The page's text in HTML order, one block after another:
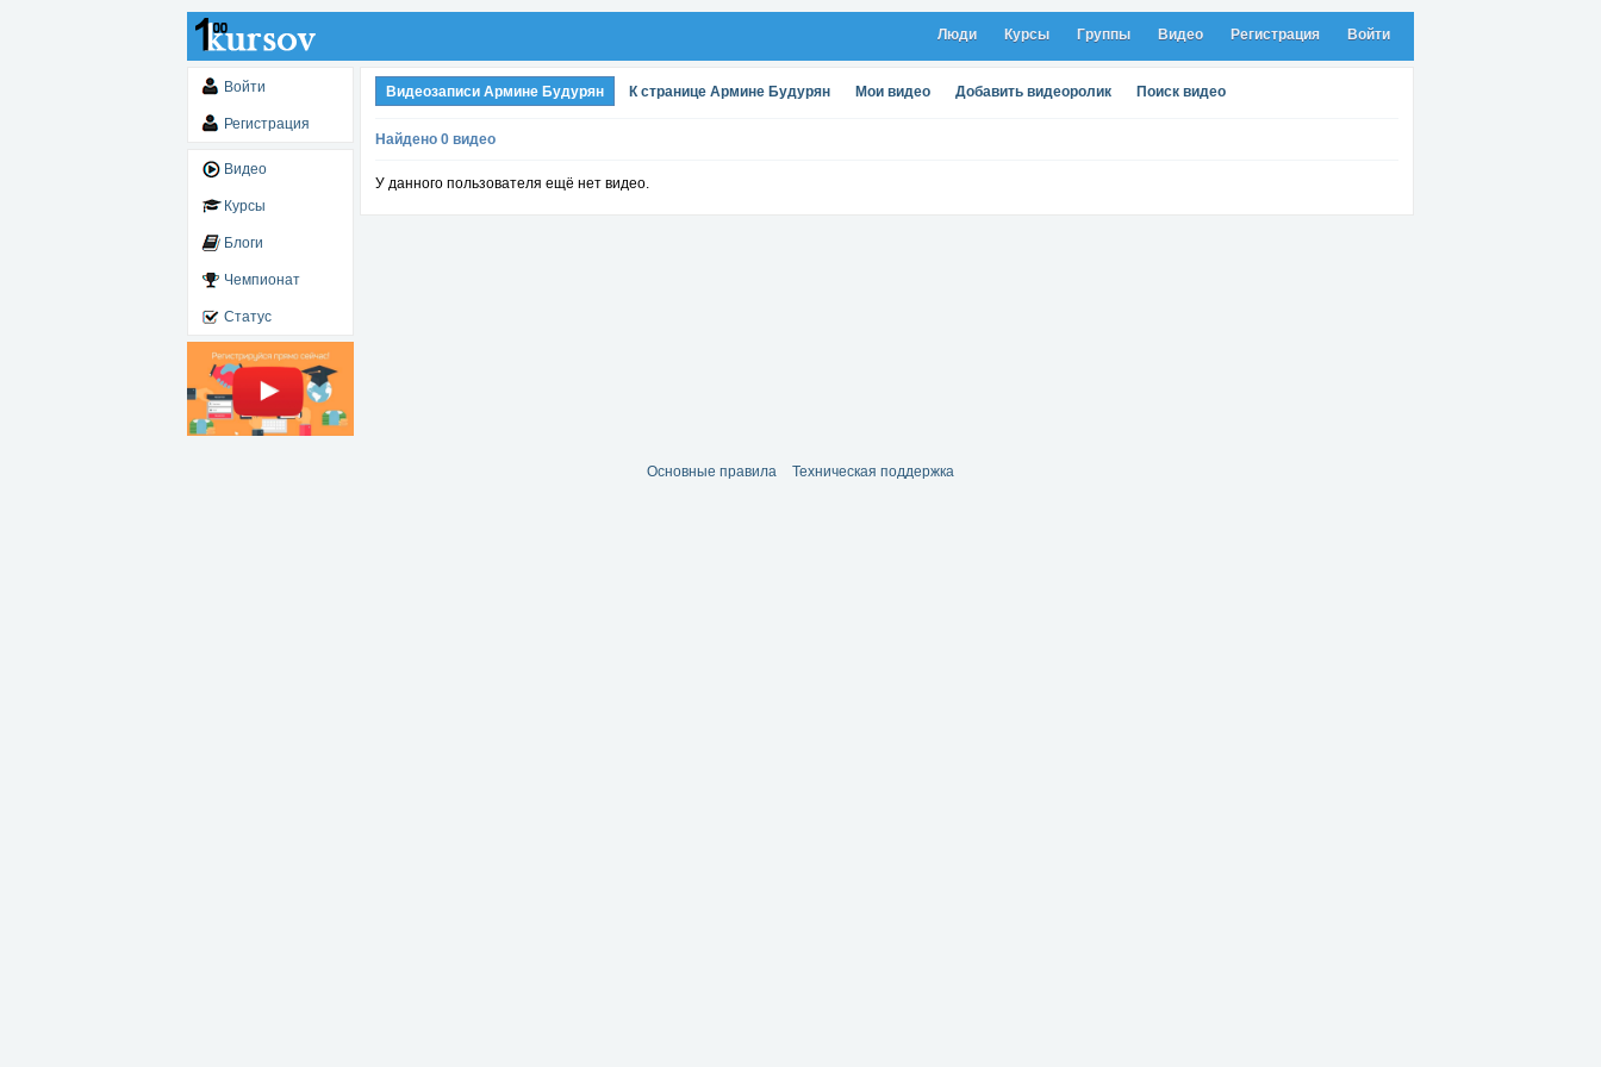
Люди Курсы Группы Видео Регистрация Войти
Войти
Регистрация
Видео
Курсы
Блоги
Чемпионат
Статус
Видеозаписи Армине Будурян К странице Армине Будурян Мои видео Добавить видеоролик Поиск видео
Найдено 0 видео
У данного пользователя ещё нет видео.
Основные правила Техническая поддержка